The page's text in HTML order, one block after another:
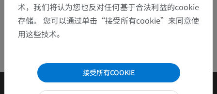
术，我们将认为您也反对任何基于合法利益的cookie
存储。 您可以通过单击“接受所有cookie”来同意使
用这些技术。
接受所有COOKIE